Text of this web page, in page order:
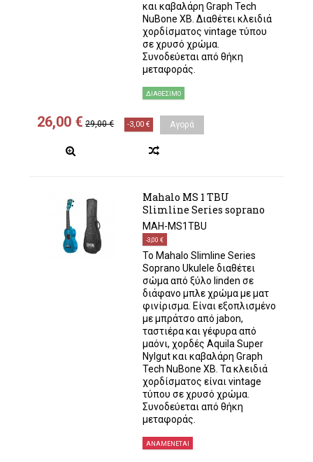
και καβαλάρη Graph Tech
NuBone XB. Διαθέτει κλειδιά
χορδίσματος vintage τύπου
σε χρυσό χρώμα.
Συνοδεύεται από θήκη
μεταφοράς.
ΔΙΑΘΈΣΙΜΟ
26,00 € 29,00 € -3,00 € Αγορά
Mahalo MS 1 TBU
Slimline Series soprano
MAH-MS1TBU
-3,00 €
Το Mahalo Slimline Series
Soprano Ukulele διαθέτει
σώμα από ξύλο linden σε
διάφανο μπλε χρώμα με ματ
φινίρισμα. Είναι εξοπλισμένο
με μπράτσο από jabon,
ταστιέρα και γέφυρα από
μαόνι, χορδές Aquila Super
Nylgut και καβαλάρη Graph
Tech NuBone XB. Τα κλειδιά
χορδίσματος είναι vintage
τύπου σε χρυσό χρώμα.
Συνοδεύεται από θήκη
μεταφοράς.
ΑΝΑΜΈΝΕΤΑΙ